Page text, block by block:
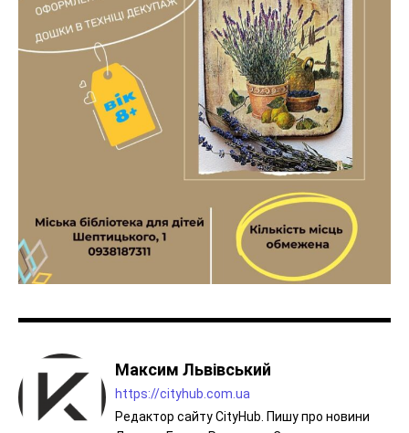
Максим Львівський
https://cityhub.com.ua
Редактор сайту CityHub. Пишу про новини